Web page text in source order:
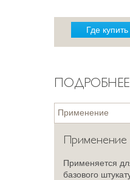
Где купить
ПОДРОБНЕЕ
Применение
Применение
Применяется
базового